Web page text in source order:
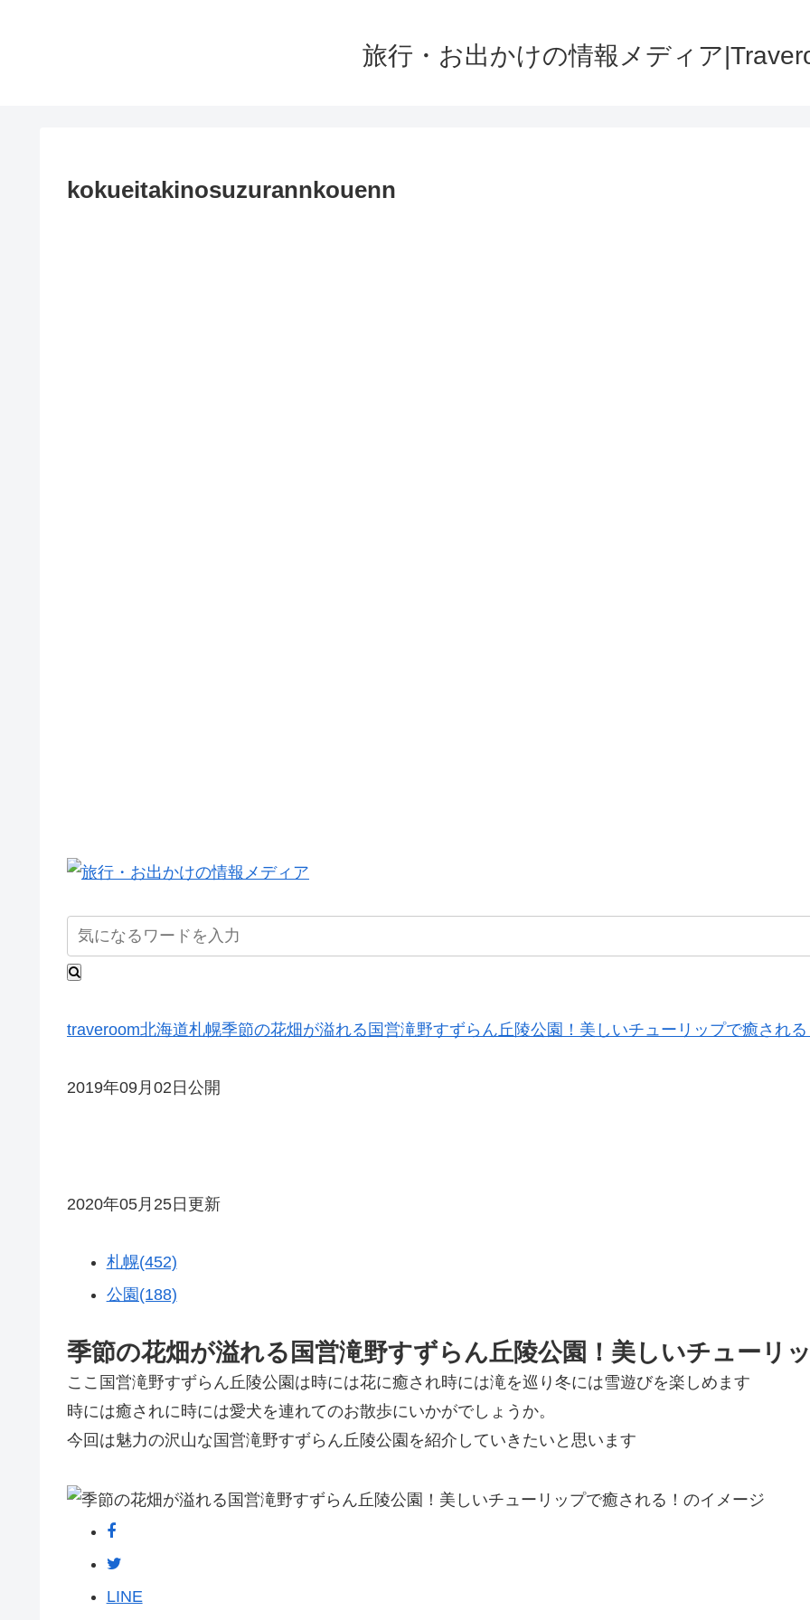
旅行・お出かけの情報メディア
kokueitakinosuzurannkouenn
traveroom北海道札幌季節の花畑が溢れる国営滝野すずらん丘陵公園！美しいチューリップで癒され
2019年09月02日公開
2020年05月25日更新
札幌(452)
公園(188)
季節の花畑が溢れる国営滝野すずらん丘陵公園！美しいチューリ
ここ国営滝野すずらん丘陵公園は時には花に癒され時には滝を巡り冬には雪遊びを楽しめます
時には癒されに時には愛犬を連れてのお散歩にいかがでしょうか。
今回は魅力の沢山な国営滝野すずらん丘陵公園を紹介していきたいと思います
LINE